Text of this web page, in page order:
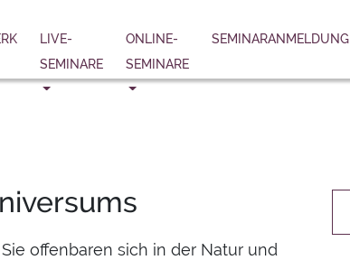
LIVE-
SEMINARE
ONLINE-
SEMINARE
SEMINARANMELDUNG
offenbaren sich in der Natur und